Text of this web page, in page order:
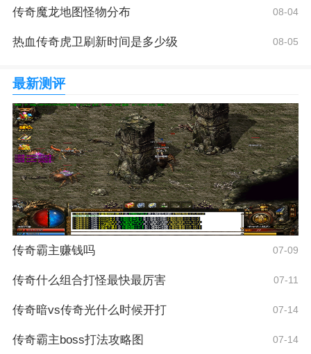
传奇魔龙地图怪物分布 08-04
热血传奇虎卫刷新时间是多少级 08-05
最新测评
传奇霸主赚钱吗 07-09
传奇什么组合打怪最快最厉害 07-11
传奇暗vs传奇光什么时候开打 07-14
传奇霸主boss打法攻略图 07-14